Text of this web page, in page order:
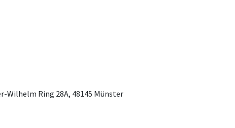
Wilhelm Ring 28A, 48145 Münster